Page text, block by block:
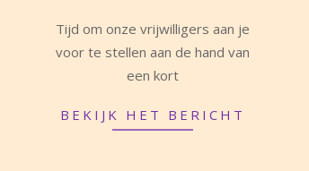
10-
23
Tijd om onze vrijwilligers aan je
voor te stellen aan de hand van
een kort
BEKIJK HET BERICHT